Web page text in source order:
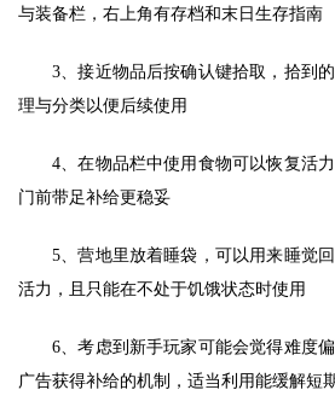
与装备栏，右上角有存档和末日生存指南
3、接近物品后按确认键拾取，拾到
理与分类以便后续使用
4、在物品栏中使用食物可以恢复活
门前带足补给更稳妥
5、营地里放着睡袋，可以用来睡觉
活力，且只能在不处于饥饿状态时使用
6、考虑到新手玩家可能会觉得难度
广告获得补给的机制，适当利用能缓解短